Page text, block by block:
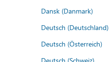
Dansk (Danmark)
Deutsch (Deutschland)
Deutsch (Österreich)
Deutsch (Schweiz)